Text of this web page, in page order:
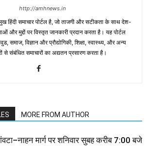
http://amhnews.in
समाचार पोर्टल है, जो ताजगी और सटीकता के साथ देश-
और मुद्दों पर विस्तृत जानकारी प्रदान करता है। यह पोर्टल
समाज, विज्ञान और प्रौद्योगिकी, शिक्षा, स्वास्थ्य, और अन्य
से संबंधित समाचारों का अद्यतन प्रसारण करता है।
MORE FROM AUTHOR
मार्ग पर शनिवार सुबह करीब 7:00 बजे